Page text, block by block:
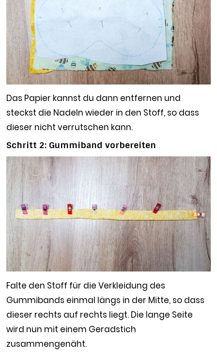
Das Papier kannst du dann entfernen und
steckst die Nadeln wieder in den Stoff, so dass
dieser nicht verrutschen kann.
Schritt 2: Gummiband vorbereiten
Falte den Stoff für die Verkleidung des
Gummibands einmal längs in der Mitte, so dass
dieser rechts auf rechts liegt. Die lange Seite
wird nun mit einem Geradstich
zusammengenäht.